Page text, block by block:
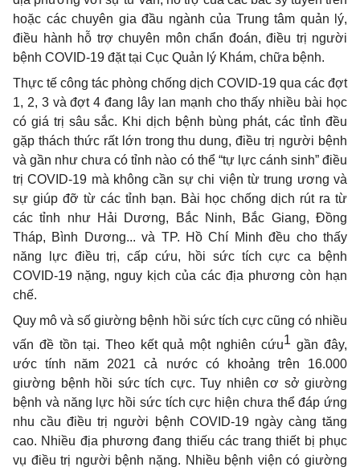
hoặc các chuyên gia đầu ngành của Trung tâm quản lý,
điều hành hỗ trợ chuyên môn chẩn đoán, điều trị người
bệnh COVID-19 đặt tại Cục Quản lý Khám, chữa bệnh.
Thực tế công tác phòng chống dịch COVID-19 qua các đợt
1, 2, 3 và đợt 4 đang lây lan mạnh cho thấy nhiều bài học
có giá trị sâu sắc. Khi dịch bệnh bùng phát, các tỉnh đều
gặp thách thức rất lớn trong thu dung, điều trị người bệnh
và gần như chưa có tỉnh nào có thể “tự lực cánh sinh” điều
trị COVID-19 mà không cần sự chi viện từ trung ương và
sự giúp đỡ từ các tỉnh bạn. Bài học chống dịch rút ra từ
các tỉnh như Hải Dương, Bắc Ninh, Bắc Giang, Đồng
Tháp, Bình Dương... và TP. Hồ Chí Minh đều cho thấy
năng lực điều trị, cấp cứu, hồi sức tích cực ca bệnh
COVID-19 nặng, nguy kịch của các địa phương còn hạn
chế.
Quy mô và số giường bệnh hồi sức tích cực cũng có nhiều
vấn đề tồn tại. Theo kết quả một nghiên cứu1 gần đây,
ước tính năm 2021 cả nước có khoảng trên 16.000
giường bệnh hồi sức tích cực. Tuy nhiên cơ sở giường
bệnh và năng lực hồi sức tích cực hiện chưa thể đáp ứng
nhu cầu điều trị người bệnh COVID-19 ngày càng tăng
cao. Nhiều địa phương đang thiếu các trang thiết bị phục
vụ điều trị người bệnh nặng. Nhiều bệnh viện có giường